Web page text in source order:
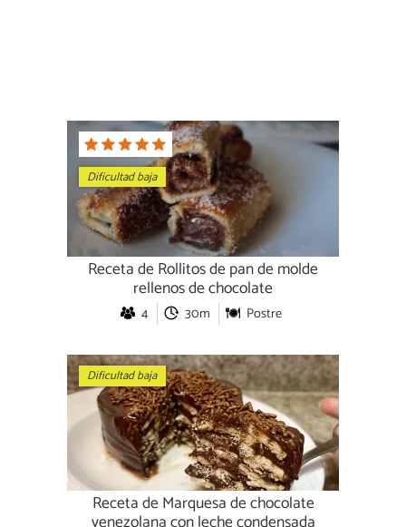
Dificultad baja
Receta de Rollitos de pan de molde
rellenos de chocolate
4 30m Postre
Dificultad baja
Receta de Marquesa de chocolate